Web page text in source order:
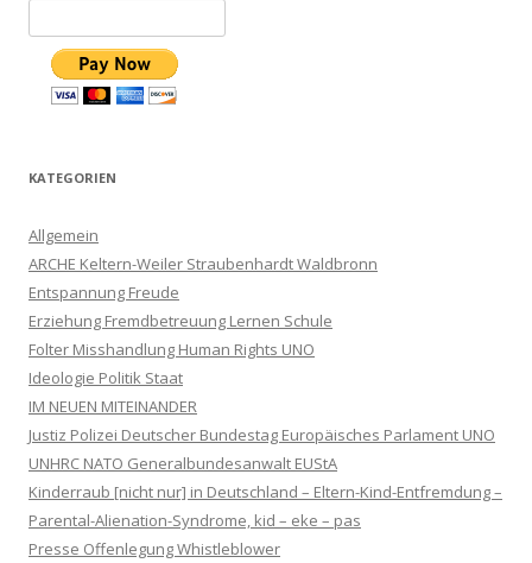
KATEGORIEN
Allgemein
ARCHE Keltern-Weiler Straubenhardt Waldbronn
Entspannung Freude
Erziehung Fremdbetreuung Lernen Schule
Folter Misshandlung Human Rights UNO
Ideologie Politik Staat
IM NEUEN MITEINANDER
Justiz Polizei Deutscher Bundestag Europäisches Parlament UNO
UNHRC NATO Generalbundesanwalt EUStA
Kinderraub [nicht nur] in Deutschland – Eltern-Kind-Entfremdung –
Parental-Alienation-Syndrome, kid – eke – pas
Presse Offenlegung Whistleblower